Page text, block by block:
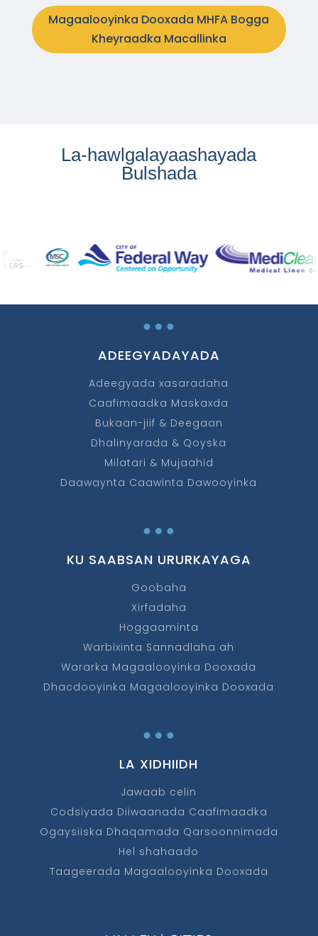
Magaalooyinka Dooxada MHFA Bogga
Kheyraadka Macallinka
La-hawlgalayaashayada
Bulshada
…
ADEEGYADAYADA
Adeegyada xasaradaha
Caafimaadka Maskaxda
Bukaan-jiif & Deegaan
Dhalinyarada & Qoyska
Milatari & Mujaahid
Daawaynta Caawinta Dawooyinka
…
KU SAABSAN URURKAYAGA
Goobaha
Xirfadaha
Hoggaaminta
Warbixinta Sannadlaha ah
Wararka Magaalooyinka Dooxada
Dhacdooyinka Magaalooyinka Dooxada
…
LA XIDHIIDH
Jawaab celin
Codsiyada Diiwaanada Caafimaadka
Ogaysiiska Dhaqamada Qarsoonnimada
Hel shahaado
Taageerada Magaalooyinka Dooxada